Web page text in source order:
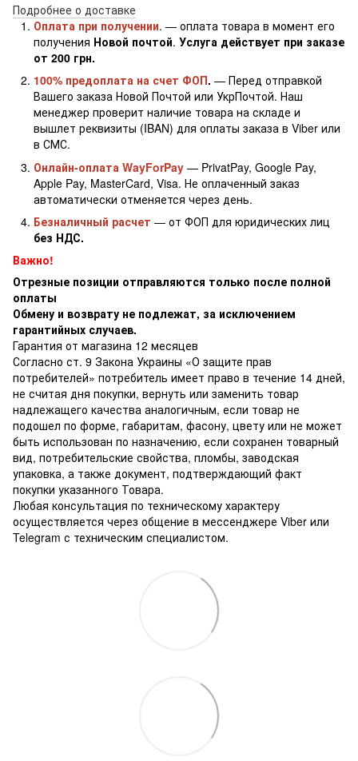
Подробнее о доставке
Оплата при получении. — оплата товара в момент его
получения Новой почтой. Услуга действует при заказе
от 200 грн.
100% предоплата на счет ФОП. — Перед отправкой
Вашего заказа Новой Почтой или УкрПочтой. Наш
менеджер проверит наличие товара на складе и
вышлет реквизиты (IBAN) для оплаты заказа в Viber или
в СМС.
Онлайн-оплата WayForPay — PrivatPay, Google Pay,
Apple Pay, MasterCard, Visa. Не оплаченный заказ
автоматически отменяется через день.
Безналичный расчет — от ФОП для юридических лиц
без НДС.
Важно!
Отрезные позиции отправляются только после полной
оплаты
Обмену и возврату не подлежат, за исключением
гарантийных случаев.
Гарантия от магазина 12 месяцев
Согласно ст. 9 Закона Украины «О защите прав
потребителей» потребитель имеет право в течение 14 дней,
не считая дня покупки, вернуть или заменить товар
надлежащего качества аналогичным, если товар не
подошел по форме, габаритам, фасону, цвету или не может
быть использован по назначению, если сохранен товарный
вид, потребительские свойства, пломбы, заводская
упаковка, а также документ, подтверждающий факт
покупки указанного Товара.
Любая консультация по техническому характеру
осуществляется через общение в мессенджере Viber или
Telegram с техническим специалистом.